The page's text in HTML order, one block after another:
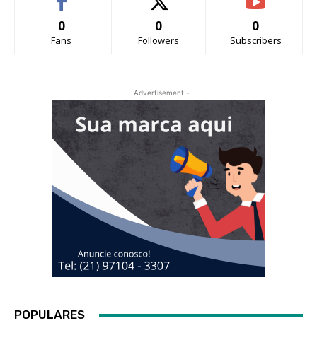
0
Fans
0
Followers
0
Subscribers
- Advertisement -
POPULARES